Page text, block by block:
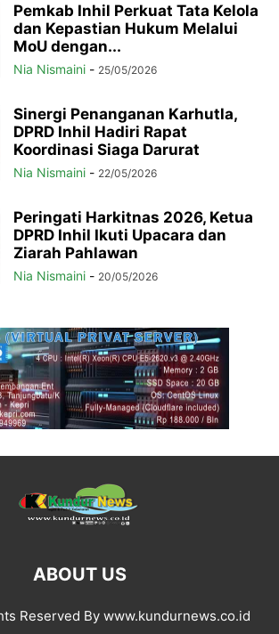
Pemkab Inhil Perkuat Tata Kelola
dan Kepastian Hukum Melalui
MoU dengan...
Nia Nismaini - 25/05/2026
Sinergi Penanganan Karhutla,
DPRD Inhil Hadiri Rapat
Koordinasi Siaga Darurat
Nia Nismaini - 22/05/2026
Peringati Harkitnas 2026, Ketua
DPRD Inhil Ikuti Upacara dan
Ziarah Pahlawan
Nia Nismaini - 20/05/2026
ABOUT US
Reserved By www.kundurnews.co.id